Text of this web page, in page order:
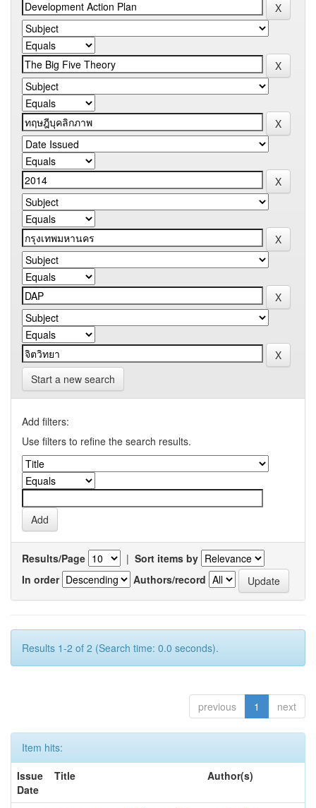
Start a new search
Add filters:
Use filters to refine the search results.
Results/Page | Sort items by
In order
Authors/record
Results 1-2 of 2 (Search time: 0.0 seconds).
previous 1 next
Item hits:
Issue
Date
Title Author(s)